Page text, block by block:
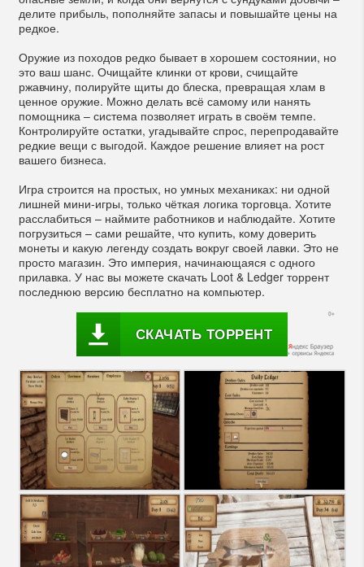
делите прибыль, пополняйте запасы и повышайте цены на
редкое.
Оружие из походов редко бывает в хорошем состоянии, но
это ваш шанс. Очищайте клинки от крови, счищайте
ржавчину, полируйте щиты до блеска, превращая хлам в
ценное оружие. Можно делать всё самому или нанять
помощника – система позволяет играть в своём темпе.
Контролируйте остатки, угадывайте спрос, перепродавайте
редкие вещи с выгодой. Каждое решение влияет на рост
вашего бизнеса.
Игра строится на простых, но умных механиках: ни одной
лишней мини-игры, только чёткая логика торговца. Хотите
расслабиться – наймите работников и наблюдайте. Хотите
погрузиться – сами решайте, что купить, кому доверить
монеты и какую легенду создать вокруг своей лавки. Это не
просто магазин. Это империя, начинающаяся с одного
прилавка. У нас вы можете скачать Loot & Ledger торрент
последнюю версию бесплатно на компьютер.
СКАЧАТЬ ТОРРЕНТ